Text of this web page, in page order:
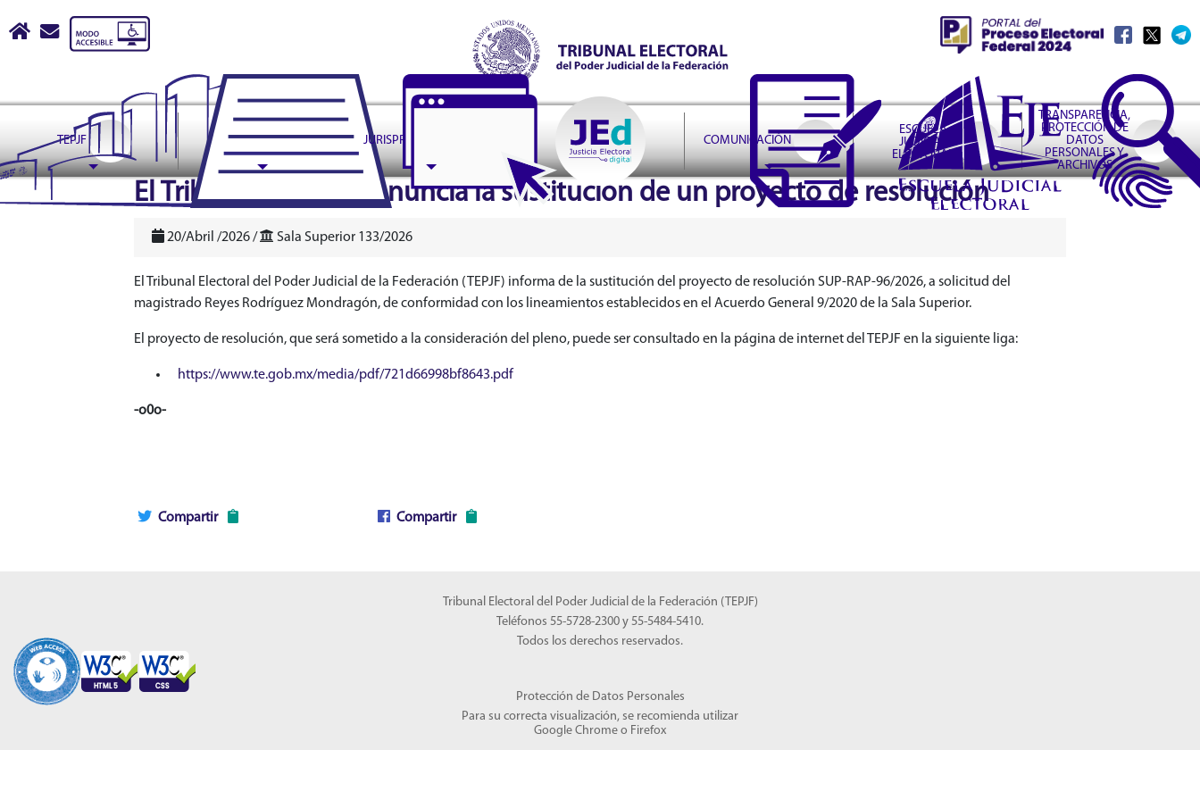
Tribunal Electoral del Poder Judicial de la Federación
Inicioescribir correo a contactoweb@te.gob.mx
TEPJF ASUNTOS JURISPRUDENCIA COMUNICACIÓN
ESCUELA
JUDICIAL
ELECTORAL
TRANSPARENCIA,
PROTECCIÓN DE
DATOS
PERSONALES Y
ARCHIVOS
header
El Tribunal Electoral anuncia la sustitución de un proyecto de resolución
20/Abril /2026 / Sala Superior 133/2026
El Tribunal Electoral del Poder Judicial de la Federación (TEPJF) informa de la sustitución del proyecto de resolución SUP-RAP-96/2026, a solicitud del
magistrado Reyes Rodríguez Mondragón, de conformidad con los lineamientos establecidos en el Acuerdo General 9/2020 de la Sala Superior.
El proyecto de resolución, que será sometido a la consideración del pleno, puede ser consultado en la página de internet del TEPJF en la siguiente liga:
https://www.te.gob.mx/media/pdf/721d66998bf8643.pdf
-o0o-
Compartir Compartir
Tribunal Electoral del Poder Judicial de la Federación (TEPJF)
Teléfonos 55-5728-2300 y 55-5484-5410.
Todos los derechos reservados.
Protección de Datos Personales
Para su correcta visualización, se recomienda utilizar
Google Chrome o Firefox